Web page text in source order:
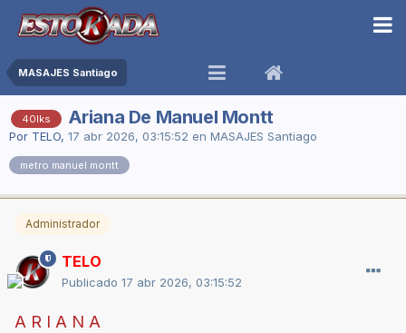
MASAJES Santiago
40lks Ariana De Manuel Montt
Por TELO, 17 abr 2026, 03:15:52 en MASAJES Santiago
metro manuel montt
Administrador
TELO
Publicado 17 abr 2026, 03:15:52
A R I A N A